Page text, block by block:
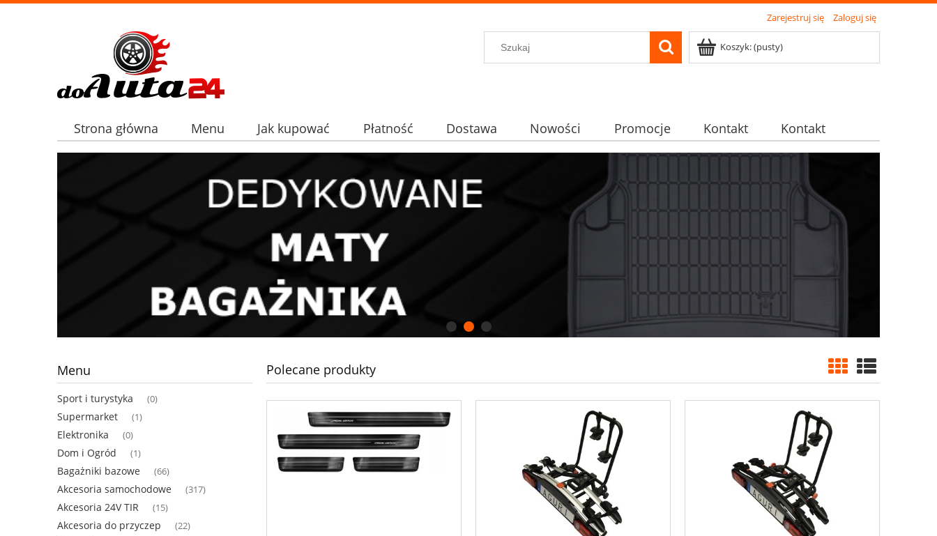
Zarejestruj się Zaloguj się
Koszyk:(pusty)
Strona główna Menu Jak kupować Płatność Dostawa Nowości Promocje Kontakt Kontakt
Menu
Sport i turystyka (0)
Supermarket (1)
Elektronika (0)
Dom i Ogród (1)
Bagażniki bazowe (66)
Akcesoria samochodowe (317)
Akcesoria 24V TIR (15)
Akcesoria do przyczep (22)
Polecane produkty